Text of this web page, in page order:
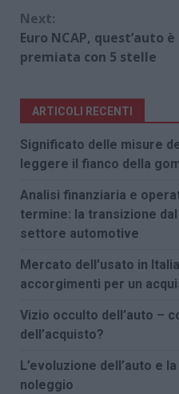
Next:
Euro NCAP, quest’auto
premiata con 5 stelle
ARTICOLI RECENTI
Significato delle misure
leggere il fianco della
Analisi finanziaria e
termine: la transizione
settore automotive
Mercato dell’usato in
accorgimenti per un
Vizio occulto dell’auto –
dell’acquisto?
L’evoluzione dell’auto e
noleggio